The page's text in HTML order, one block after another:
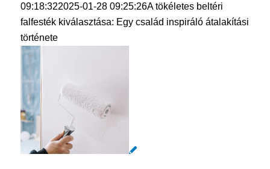
09:18:322025-01-28 09:25:26A tökéletes beltéri
falfesték kiválasztása: Egy család inspiráló átalakítási
története